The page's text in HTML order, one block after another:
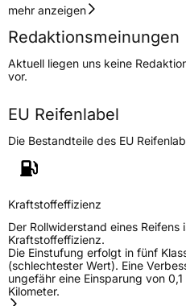
Geschwindigkeitsindex
Höchstgeschwindigkeit
300 km/h
Lastindex98
Höchstlast750 kg
Generelle Merkmale
Fahrzeugtyp
VerwendungGanzjahresreifen
ModellnameEurotraxx AS
FahrzeugartPKW & SUV
Weitere Eigenschaften
mehr anzeigen
Redaktionsmeinungen
Aktuell liegen uns keine
vor.
EU Reifenlabel
Die Bestandteile des EU
Kraftstoffeffizienz
Der Rollwiderstand eines
Kraftstoffeffizienz.
Die Einstufung erfolgt in fünf
(schlechtester Wert). Eine
ungefähr eine Einsparung von
Kilometer.